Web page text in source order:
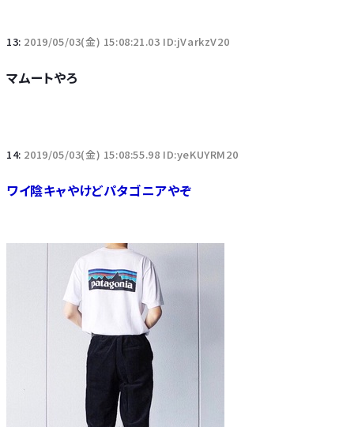
13: 2019/05/03(金) 15:08:21.03 ID:jVarkzV20
マムートやろ
14: 2019/05/03(金) 15:08:55.98 ID:yeKUYRM20
ワイ陰キャやけどパタゴニアやぞ